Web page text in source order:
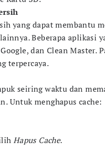
yang dapat membantu
Beberapa aplikasi
dan Clean Master.
terpercaya.
seiring waktu dan
Untuk menghapus cache:
Hapus Cache.